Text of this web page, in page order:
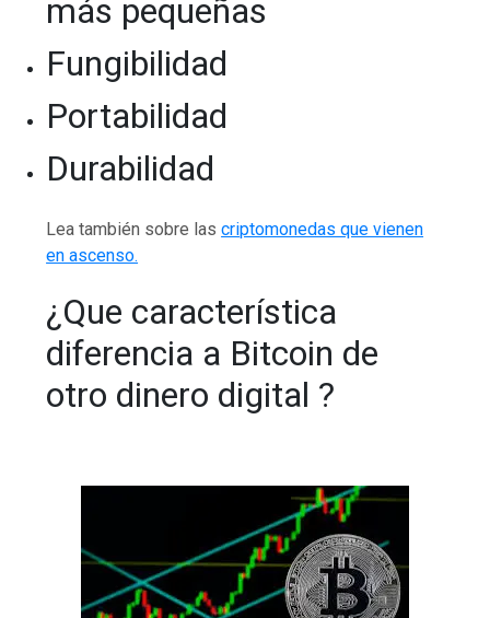
más pequeñas
Fungibilidad
Portabilidad
Durabilidad
Lea también sobre lascriptomonedas que vienen
en ascenso.
¿Que característica
diferencia a Bitcoin de
otro dinero digital ?